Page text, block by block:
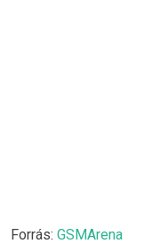
Forrás: GSMArena